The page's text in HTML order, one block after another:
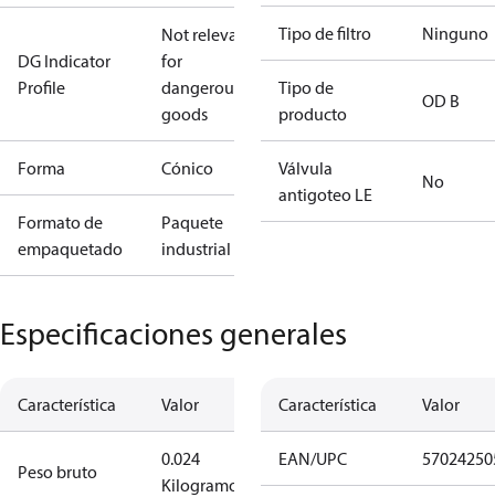
DG Indicator
Profile
Not relevant
for
dangerous
goods
Forma Cónico
Formato de
empaquetado
Paquete
industrial
Tipo de filtro Ninguno
Tipo de
producto
OD B
Válvula
antigoteo LE
No
Especificaciones generales
Característica Valor
Peso bruto
0.024
Kilogramo
Característica Valor
EAN/UPC